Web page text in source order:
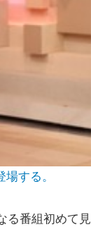
する。
る番組初めて見